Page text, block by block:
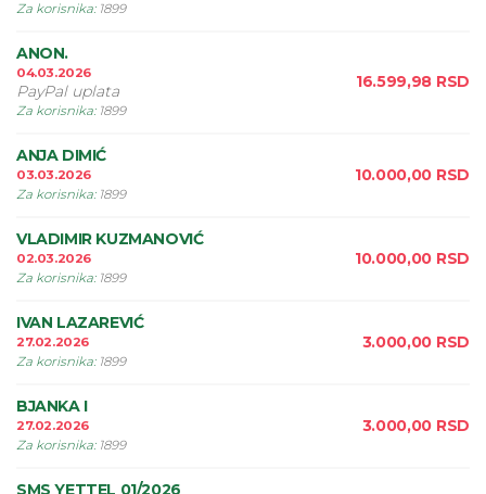
Za korisnika: 1899
ANON.
04.03.2026
PayPal uplata
Za korisnika: 1899
16.599,98 RSD
ANJA DIMIĆ
03.03.2026
Za korisnika: 1899
10.000,00 RSD
VLADIMIR KUZMANOVIĆ
02.03.2026
Za korisnika: 1899
10.000,00 RSD
IVAN LAZAREVIĆ
27.02.2026
Za korisnika: 1899
3.000,00 RSD
BJANKA I
27.02.2026
Za korisnika: 1899
3.000,00 RSD
SMS YETTEL 01/2026